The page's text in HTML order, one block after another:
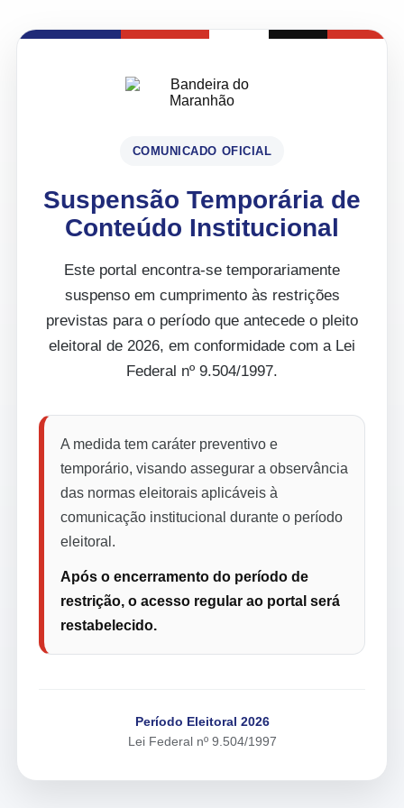
COMUNICADO OFICIAL
Suspensão Temporária de
Conteúdo Institucional
Este portal encontra-se temporariamente
suspenso em cumprimento às restrições
previstas para o período que antecede o pleito
eleitoral de 2026, em conformidade com a Lei
Federal nº 9.504/1997.
A medida tem caráter preventivo e
temporário, visando assegurar a observância
das normas eleitorais aplicáveis à
comunicação institucional durante o período
eleitoral.
Após o encerramento do período de
restrição, o acesso regular ao portal será
restabelecido.
Período Eleitoral 2026
Lei Federal nº 9.504/1997